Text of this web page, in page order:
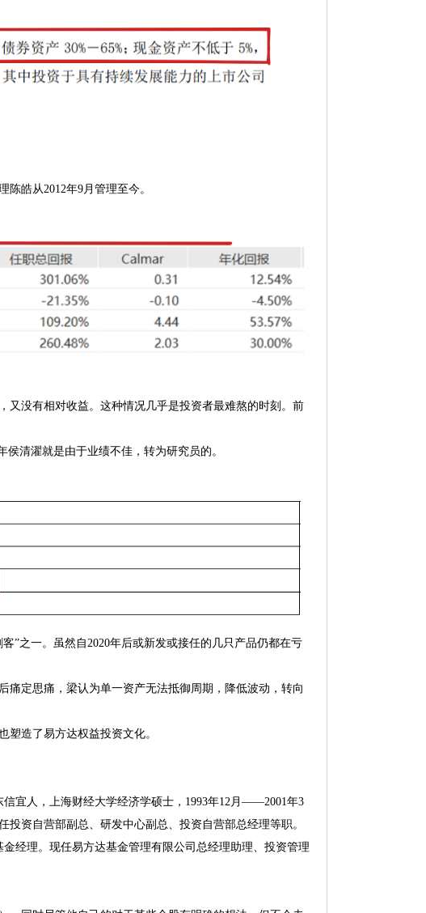
皓从2012年9月管理至今。
又没有相对收益。这种情况几乎是投资者最难熬的时刻。前
清濯就是由于业绩不佳，转为研究员的。
”之一。虽然自2020年后或新发或接任的几只产品仍都在亏
痛定思痛，梁认为单一资产无法抵御周期，降低波动，转向
塑造了易方达权益投资文化。
宜人，上海财经大学经济学硕士，1993年12月——2001年3
资自营部副总、研发中心副总、投资自营部总经理等职。
经理。现任易方达基金管理有限公司总经理助理、投资管理